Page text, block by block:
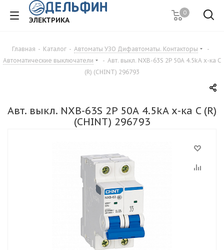
ЭЛЕКТРИКА
0
Главная - Каталог - Автоматы УЗО Дифавтоматы. Контакторы
-
Автоматические выключатели
- Авт. выкл. NXB-63S 2P 50А 4.5kA х-ка C
(R) (CHINT) 296793
Авт. выкл. NXB-63S 2P 50А 4.5kA х-ка C (R)
(CHINT) 296793